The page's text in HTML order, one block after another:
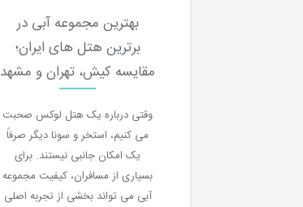
بهترین مجموعه آبی در
برترین هتل های ایران؛
مقایسه کیش، تهران و مشهد
وقتی درباره یک هتل لوکس صحبت
می کنیم، استخر و سونا دیگر صرفاً
یک امکان جانبی نیستند. برای
بسیاری از مسافران، کیفیت مجموعه
آبی می تواند بخشی از تجربه اصلی